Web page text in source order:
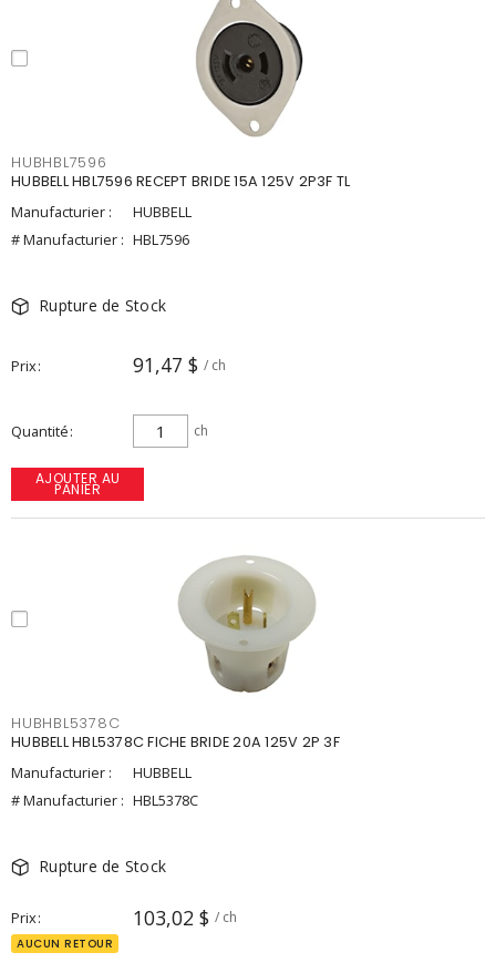
HUBHBL7596
HUBBELL HBL7596 RECEPT BRIDE 15A 125V 2P3F TL
Manufacturier :
HUBBELL
# Manufacturier : HBL7596
Rupture de Stock
Prix 91,47 $ / ch
Quantité ch
AJOUTER AU
PANIER
HUBHBL5378C
HUBBELL HBL5378C FICHE BRIDE 20A 125V 2P 3F
Manufacturier :
HUBBELL
# Manufacturier : HBL5378C
Rupture de Stock
Prix 103,02 $ / ch
AUCUN RETOUR